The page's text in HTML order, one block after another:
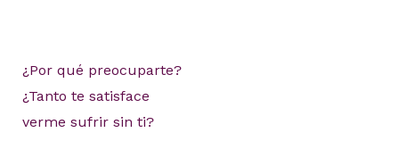
¿Por qué preocuparte?
¿Tanto te satisface
verme sufrir sin ti?